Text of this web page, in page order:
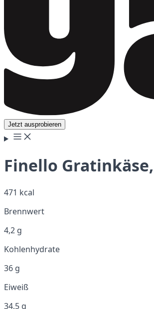
Jetzt ausprobieren
Finello
471 kcal
Brennwert
4,2 g
Kohlenhydrate
36 g
Eiweiß
34,5 g